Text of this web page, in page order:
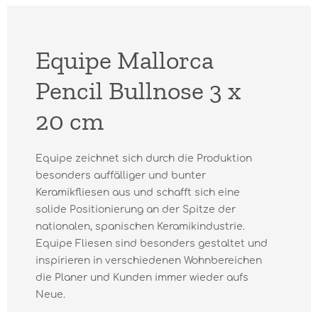
Equipe Mallorca
Pencil Bullnose 3 x
20 cm
Equipe zeichnet sich durch die Produktion
besonders auffälliger und bunter
Keramikfliesen aus und schafft sich eine
solide Positionierung an der Spitze der
nationalen, spanischen Keramikindustrie.
Equipe Fliesen sind besonders gestaltet und
inspirieren in verschiedenen Wohnbereichen
die Planer und Kunden immer wieder aufs
Neue.